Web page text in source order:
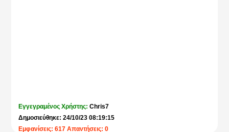
Εγγεγραμένος Χρήστης:Chris7
Δημοσιεύθηκε: 24/10/23 08:19:15
Εμφανίσεις: 617 Απαντήσεις: 0